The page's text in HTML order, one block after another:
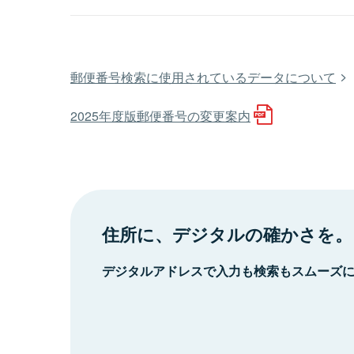
郵便番号検索に使用されているデータについて
2025年度版郵便番号の変更案内
住所に、デジタルの確かさを。
デジタルアドレスで入力も検索もスムーズ